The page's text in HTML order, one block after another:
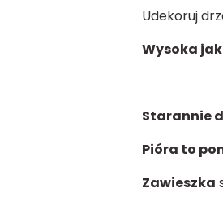
Udekoruj
Wysoka
Starannie
Pióra to
Zawieszka